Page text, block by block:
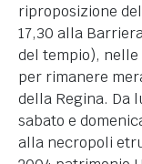
riproposizione
17,30 alla
del tempio),
per rimanere
della Regina. Da
sabato e
alla necropoli